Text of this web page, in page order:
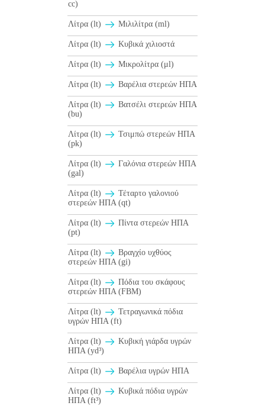
cc)
Λίτρα (lt) Μιλιλίτρα (ml)
Λίτρα (lt) Κυβικά χιλιοστά
Λίτρα (lt) Μικρολίτρα (μl)
Λίτρα (lt) Βαρέλια στερεών ΗΠΑ
Λίτρα (lt)
Βατσέλι στερεών ΗΠΑ
(bu)
Λίτρα (lt)
Τσιμπώ στερεών ΗΠΑ
(pk)
Λίτρα (lt)
Γαλόνια στερεών ΗΠΑ
(gal)
Λίτρα (lt)
Τέταρτο γαλονιού
στερεών ΗΠΑ (qt)
Λίτρα (lt)
Πίντα στερεών ΗΠΑ
(pt)
Λίτρα (lt)
Βραγχίο υχθύος
στερεών ΗΠΑ (gi)
Λίτρα (lt)
Πόδια του σκάφους
στερεών ΗΠΑ (FBM)
Λίτρα (lt)
Τετραγωνικά πόδια
υγρών ΗΠΑ (ft)
Λίτρα (lt)
Κυβική γιάρδα υγρών
ΗΠΑ (yd³)
Λίτρα (lt) Βαρέλια υγρών ΗΠΑ
Λίτρα (lt)
Κυβικά πόδια υγρών
ΗΠΑ (ft³)